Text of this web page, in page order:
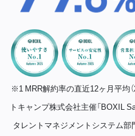
※1 MRR解約率の直近12ヶ月平均
トキャンプ株式会社主催「BOXIL
タレントマネジメントシステム部